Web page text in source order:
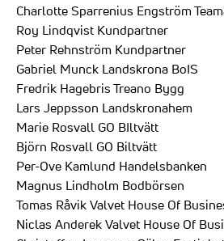
Charlotte Sparrenius Engström
Roy Lindqvist Kundpartner
Peter Rehnström Kundpartner
Gabriel Munck Landskrona BoIS
Fredrik Hagebris Treano Bygg
Lars Jeppsson Landskronahem
Marie Rosvall GO BIltvätt
Björn Rosvall GO Biltvätt
Per-Ove Kamlund Handelsbanken
Magnus Lindholm Bodbörsen
Tomas Råvik Valvet House Of
Niclas Anderek Valvet House Of